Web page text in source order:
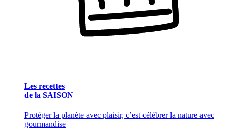
Les recettes
de la SAISON
Protéger la planète avec plaisir, c’est célébrer la nature avec
gourmandise